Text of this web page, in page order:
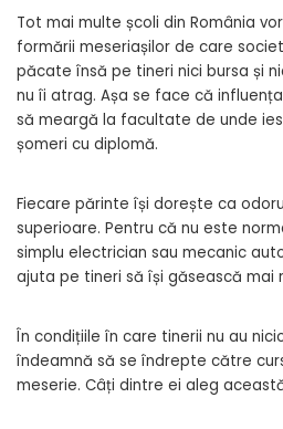
Tot mai multe școli din România
formării meseriașilor de care
păcate însă pe tineri nici bursa și
nu îi atrag. Așa se face că
să meargă la facultate de unde
șomeri cu diplomă.
Fiecare părinte își dorește ca
superioare. Pentru că nu este
simplu electrician sau mecanic
ajuta pe tineri să își găsească mai
În condițiile în care tinerii nu au
îndeamnă să se îndrepte către
meserie. Câți dintre ei aleg